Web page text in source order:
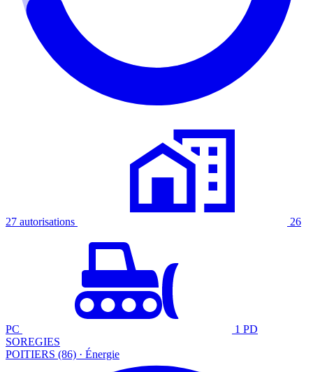
27 autorisations 26
PC
1 PD
SOREGIES
POITIERS (86) · Énergie